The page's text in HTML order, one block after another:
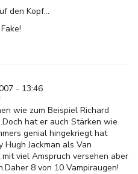
den Kopf…
- 13:46
wie zum Beispiel Richard
hat er auch Stärken wie
genial hingekriegt hat
Jackman als Van
viel Amspruch versehen aber
8 von 10 Vampiraugen!